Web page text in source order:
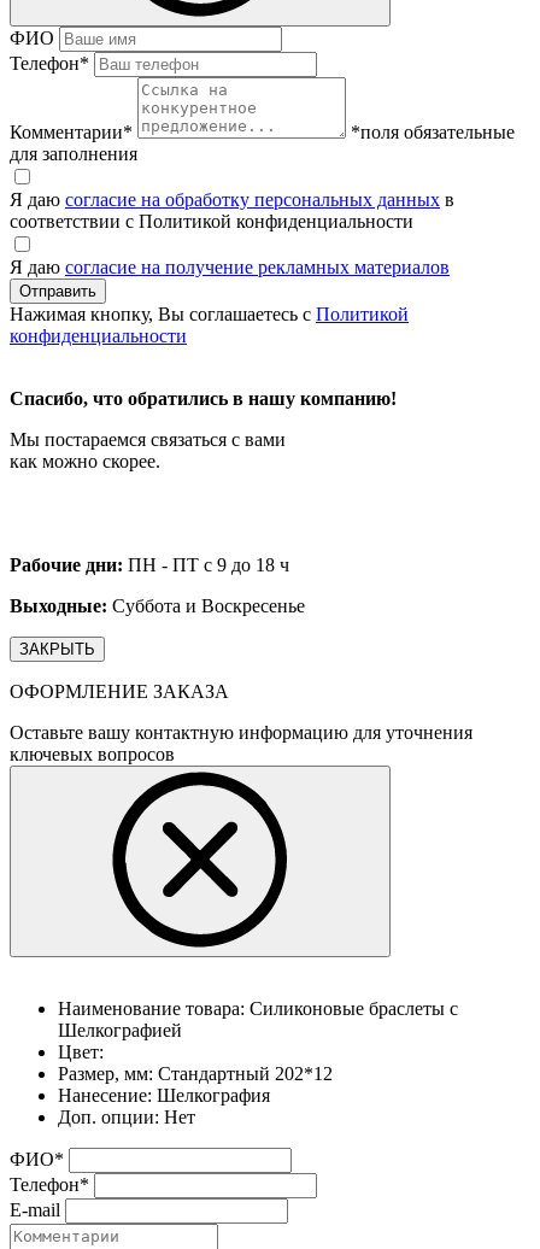
ФИО
Телефон*
Комментарии*
*поля обязательные
для заполнения
Я даю согласие на обработку персональных данных в
соответствии с Политикой конфиденциальности
Я даю согласие на получение рекламных материалов
Нажимая кнопку, Вы соглашаетесь с Политикой
конфиденциальности
Спасибо, что обратились в нашу компанию!
Мы постараемся связаться с вами
как можно скорее.
Рабочие дни: ПН - ПТ с 9 до 18 ч
Выходные: Суббота и Воскресенье
ЗАКРЫТЬ
ОФОРМЛЕНИЕ ЗАКАЗА
Оставьте вашу контактную информацию для уточнения
ключевых вопросов
Наименование товара: Силиконовые браслеты с
Шелкографией
Цвет:
Размер, мм: Стандартный 202*12
Нанесение: Шелкография
Доп. опции: Нет
ФИО*
Телефон*
E-mail